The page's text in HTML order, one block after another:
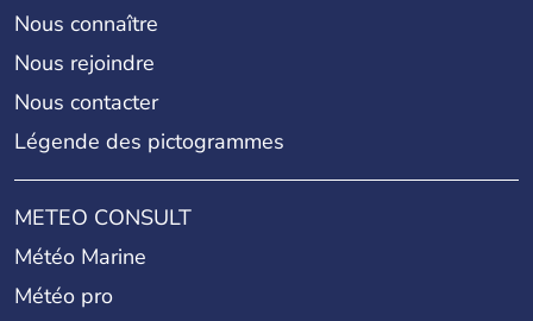
Nous connaître
Nous rejoindre
Nous contacter
Légende des pictogrammes
METEO CONSULT
Météo Marine
Météo pro